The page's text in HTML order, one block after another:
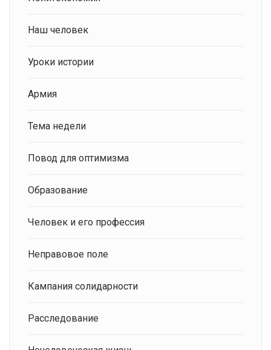
Наш человек
Уроки истории
Армия
Тема недели
Повод для оптимизма
Образование
Человек и его профессия
Неправовое поле
Кампания солидарности
Расследование